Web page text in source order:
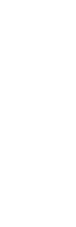
面板，要求
通知，告知
格重新预订和